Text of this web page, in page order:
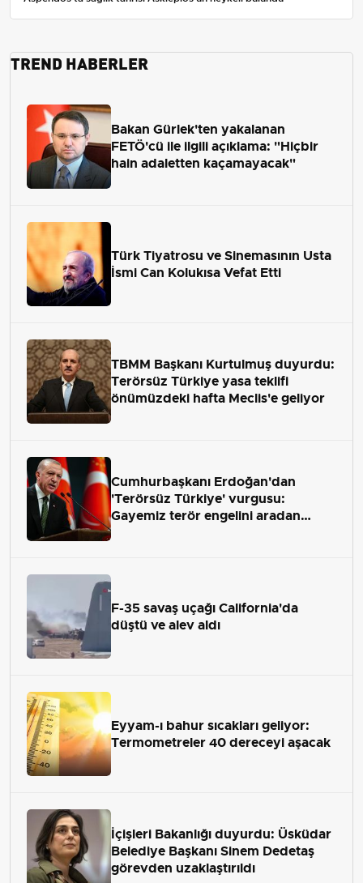
TREND HABERLER
Bakan Gürlek'ten yakalanan
FETÖ'cü ile ilgili açıklama: "Hiçbir
hain adaletten kaçamayacak"
Türk Tiyatrosu ve Sinemasının Usta
İsmi Can Kolukısa Vefat Etti
TBMM Başkanı Kurtulmuş duyurdu:
Terörsüz Türkiye yasa teklifi
önümüzdeki hafta Meclis'e geliyor
Cumhurbaşkanı Erdoğan'dan
'Terörsüz Türkiye' vurgusu:
Gayemiz terör engelini aradan
F-35 savaş uçağı California'da
düştü ve alev aldı
Eyyam-ı bahur sıcakları geliyor:
Termometreler 40 dereceyi aşacak
İçişleri Bakanlığı duyurdu: Üsküdar
Belediye Başkanı Sinem Dedetaş
görevden uzaklaştırıldı